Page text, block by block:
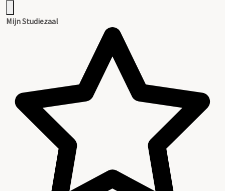
Mijn Studiezaal